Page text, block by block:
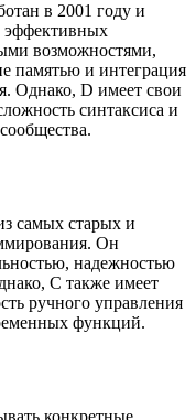
в 2001 году и
эффективных
возможностями,
памятью и интеграция
Однако, D имеет свои
синтаксиса и
самых старых и
Он
надежностью
C также имеет
ручного управления
функций.
конкретные